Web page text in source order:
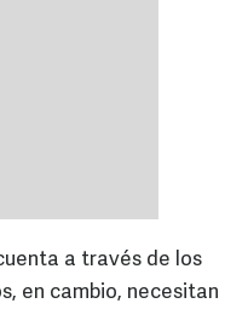
a través de los
en cambio, necesitan